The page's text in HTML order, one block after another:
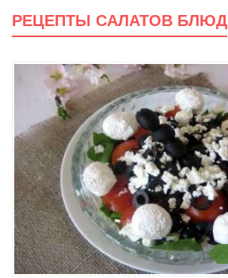
РЕЦЕПТЫ САЛАТОВ БЛЮД